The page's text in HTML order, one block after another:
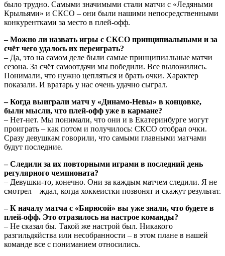
было трудно. Самыми значимыми стали матчи с «Ледяными
Крыльями» и СКСО – они были нашими непосредственными
конкурентками за место в плей-офф.
– Можно ли назвать игры с СКСО принципиальными и за
счёт чего удалось их переиграть?
– Да, это на самом деле были самые принципиальные матчи
сезона. За счёт самоотдачи мы победили. Все выложились.
Понимали, что нужно цепляться и брать очки. Характер
показали. И вратарь у нас очень удачно сыграл.
– Когда выиграли матч у «Динамо-Невы» в концовке,
были мысли, что плей-офф уже в кармане?
– Нет-нет. Мы понимали, что они и в Екатеринбурге могут
проиграть – как потом и получилось: СКСО отобрал очки.
Сразу девушкам говорили, что самыми главными матчами
будут последние.
– Следили за их повторными играми в последний день
регулярного чемпионата?
– Девушки-то, конечно. Они за каждым матчем следили. Я не
смотрел – ждал, когда хоккеистки позвонят и скажут результат.
– К началу матча с «Бирюсой» вы уже знали, что будете в
плей-офф. Это отразилось на настрое команды?
– Не сказал бы. Такой же настрой был. Никакого
разгильдяйства или несобранности – в этом плане в нашей
команде все с пониманием относились.